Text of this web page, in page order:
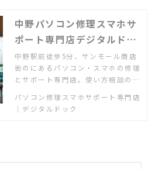
中野パソコン修理スマホサ
ポート専門店デジタルドッ
ク
中野駅前徒歩5分、サンモール商店
街のにあるパソコン・スマホの修理
とサポート専門店。使い方相談の個
パソコン修理スマホサポート専門店
｜デジタルドック